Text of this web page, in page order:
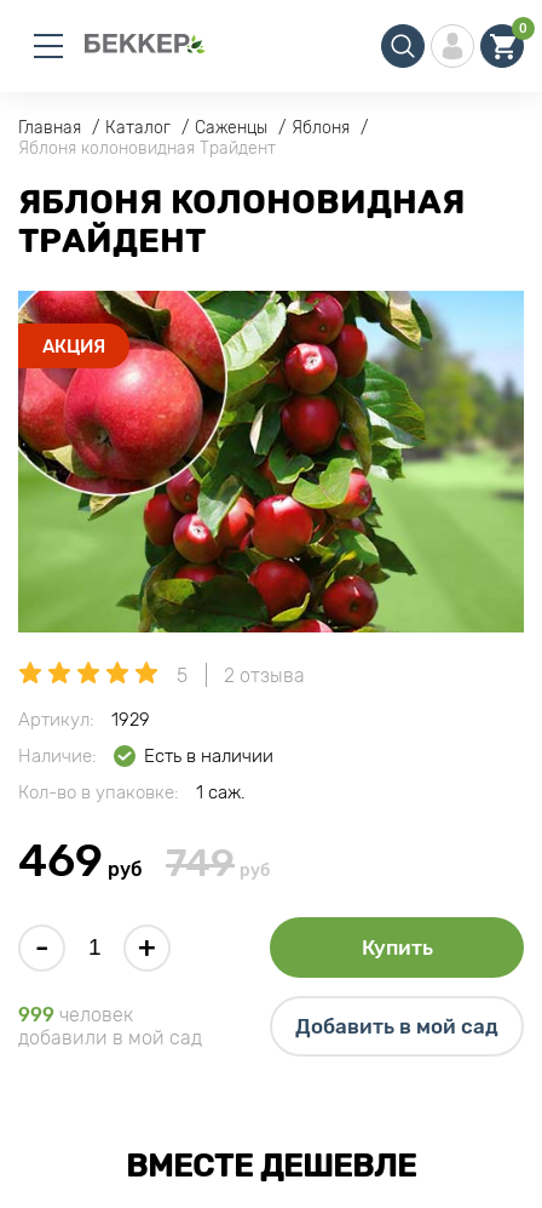
0
Главная Каталог Саженцы
Яблоня
Яблоня колоновидная Трайдент
ЯБЛОНЯ КОЛОНОВИДНАЯ
ТРАЙДЕНТ
АКЦИЯ
5 2 отзыва
Артикул:
1929
Наличие:
Есть в наличии
Кол-во в упаковке:
1 саж.
469 руб 749 руб
- + Купить
999 человек
добавили в мой сад
Добавить в мой сад
ВМЕСТЕ ДЕШЕВЛЕ